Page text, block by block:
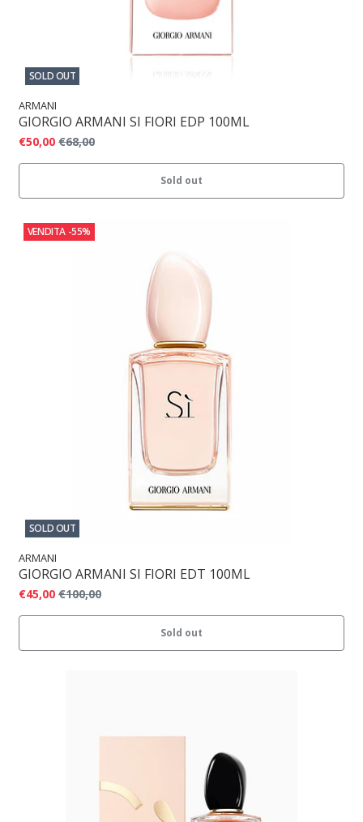
SOLD OUT
ARMANI
GIORGIO ARMANI SI FIORI EDP 100ML
€50,00 €68,00
Sold out
VENDITA -55%
SOLD OUT
ARMANI
GIORGIO ARMANI SI FIORI EDT 100ML
€45,00 €100,00
Sold out